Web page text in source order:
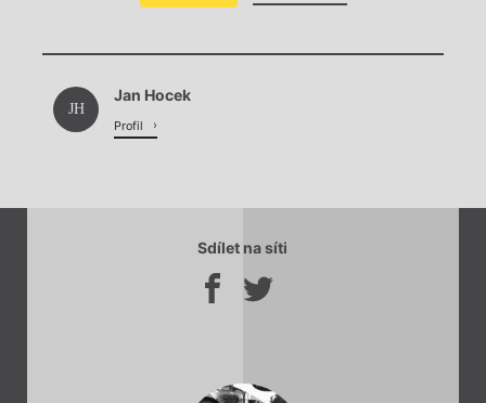
Chviličku.
JH
Jan Hocek
Profil
Sdílet na síti